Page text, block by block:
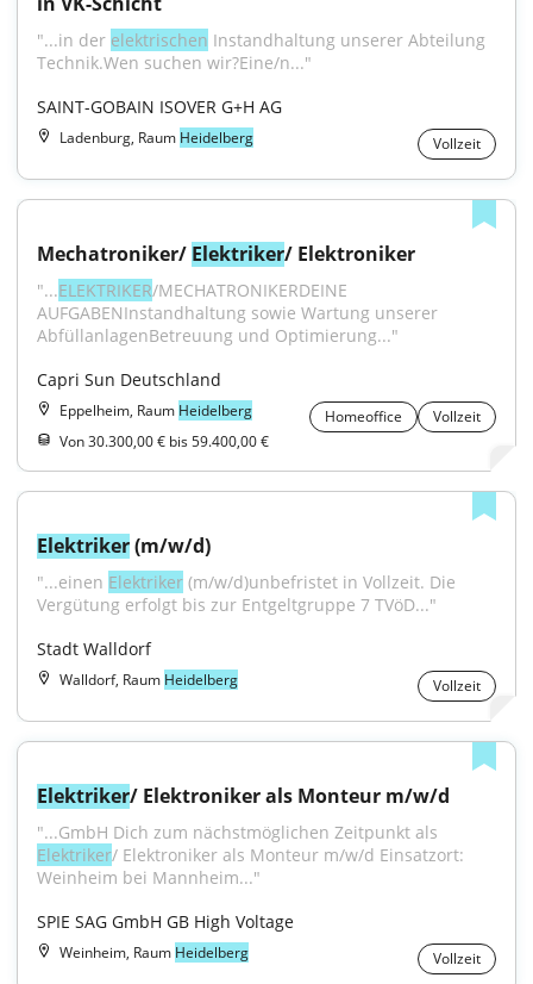
"...in der elektrischen Instandhaltung unserer Abteilung
Technik.Wen suchen wir?Eine/n..."
SAINT-GOBAIN ISOVER G+H AG
Ladenburg, Raum Heidelberg Vollzeit
Mechatroniker/ Elektriker/ Elektroniker
"...ELEKTRIKER/MECHATRONIKERDEINE
AUFGABENInstandhaltung sowie Wartung unserer
AbfüllanlagenBetreuung und Optimierung..."
Capri Sun Deutschland
Eppelheim, Raum Heidelberg Homeoffice
Vollzeit
Von 30.300,00 € bis 59.400,00 €
Elektriker (m/w/d)
"...einen Elektriker (m/w/d)unbefristet in Vollzeit. Die
Vergütung erfolgt bis zur Entgeltgruppe 7 TVöD..."
Stadt Walldorf
Walldorf, Raum Heidelberg Vollzeit
Elektriker/ Elektroniker als Monteur m/w/d
Elektriker/ Elektroniker als Monteur m/w/d Einsatzort:
Weinheim bei Mannheim..."
SPIE SAG GmbH GB High Voltage
Weinheim, Raum Heidelberg Vollzeit